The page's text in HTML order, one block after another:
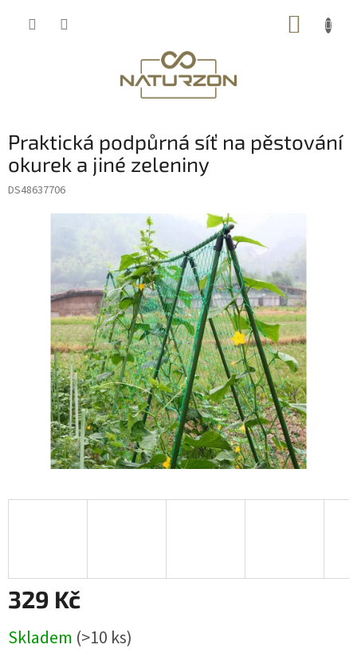
Praktická podpůrná síť na pěstování
okurek a jiné zeleniny
DS48637706
329 Kč
cena:
Skladem (>10 ks)